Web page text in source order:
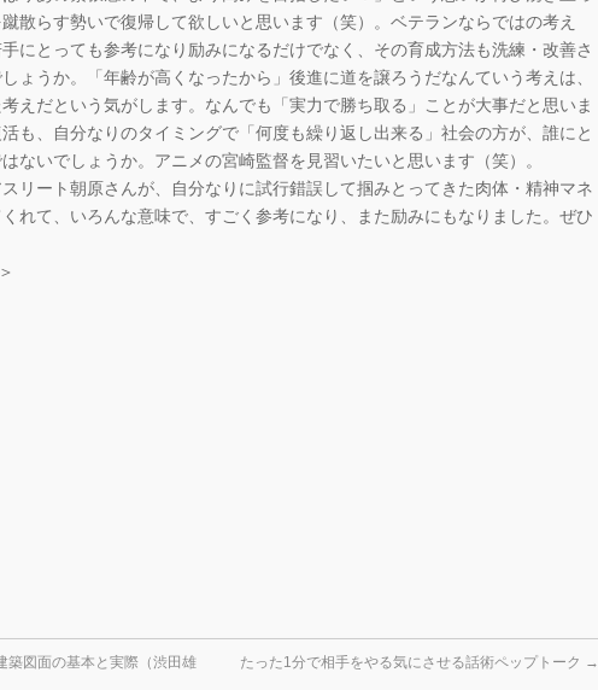
散らす勢いで復帰して欲しいと思います（笑）。ベテランならではの考え
にとっても参考になり励みになるだけでなく、その育成方法も洗練・改善さ
ょうか。「年齢が高くなったから」後進に道を譲ろうだなんていう考えは、
えだという気がします。なんでも「実力で勝ち取る」ことが大事だと思いま
も、自分なりのタイミングで「何度も繰り返し出来る」社会の方が、誰にと
ないでしょうか。アニメの宮崎監督を見習いたいと思います（笑）。
リート朝原さんが、自分なりに試行錯誤して掴みとってきた肉体・精神マネ
れて、いろんな意味で、すごく参考になり、また励みにもなりました。ぜひ
築図面の基本と実際（渋田雄
たった1分で相手をやる気にさせる話術ペップトーク →